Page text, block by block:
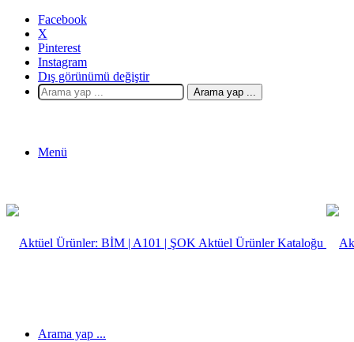
Facebook
X
Pinterest
Instagram
Dış görünümü değiştir
Arama yap ...
Menü
Arama yap ...